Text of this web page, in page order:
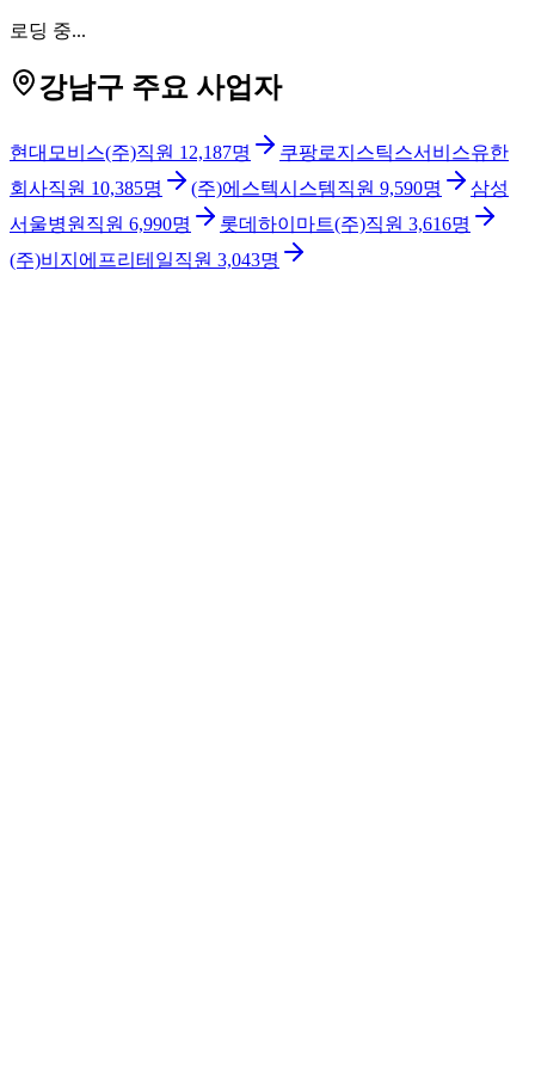
로딩 중...
강남구 주요 사업자
현대모비스(주)직원 12,187명
쿠팡로지스틱스서비스유한
회사직원 10,385명 (주)에스텍시스템직원 9,590명
삼성
서울병원 직원 6,990명 롯데하이마트(주)직원 3,616명
(주)비지에프리테일직원 3,043명